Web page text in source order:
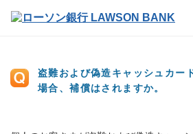
盗難および偽造キャッシュカー
場合、補償はされますか。